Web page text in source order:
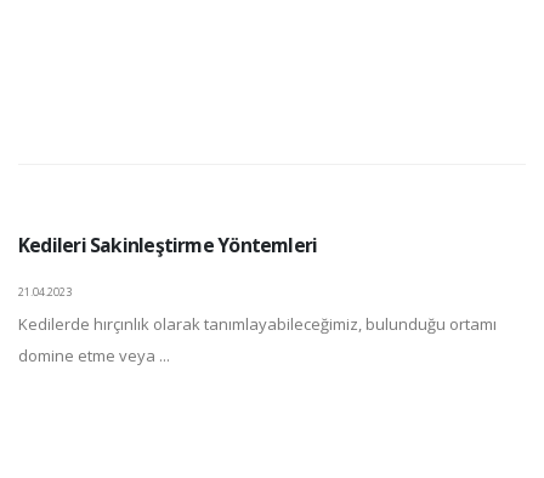
Kedileri Sakinleştirme Yöntemleri
21.04.2023
Kedilerde hırçınlık olarak tanımlayabileceğimiz, bulunduğu ortamı
domine etme veya ...